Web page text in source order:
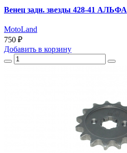
Венец задн. звезды 428-41 АЛЬФА
MotoLand
750 ₽
Добавить в корзину